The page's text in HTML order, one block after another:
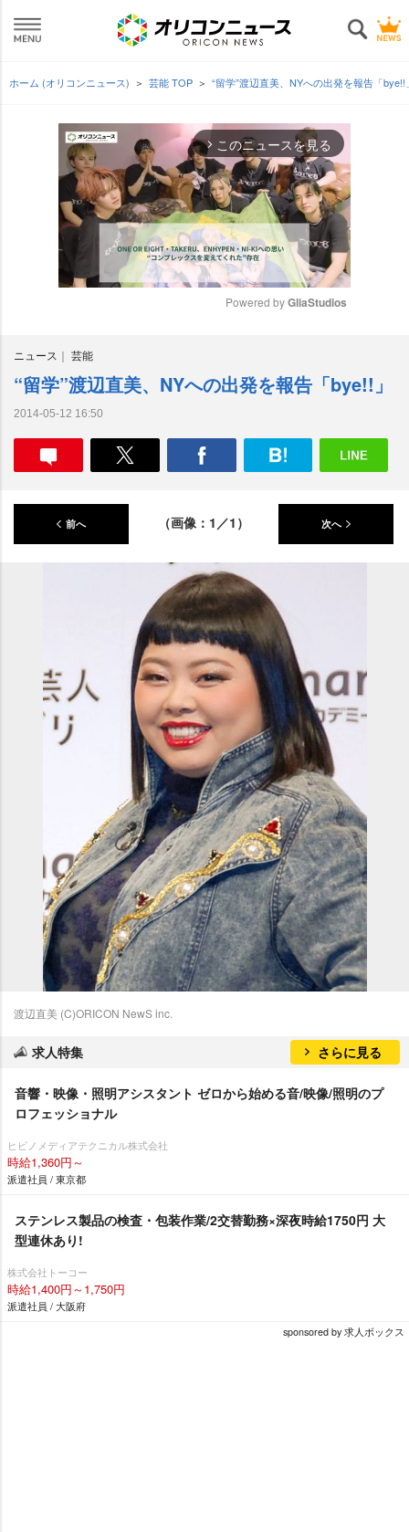
ホーム (オリコンニュース) 芸能 TOP “留学”渡辺直美、NYへの出発を報告「
arrow_forward_ios このニュースを見る
t
e
Powered by GliaStudios
ニュース 芸能
“留学”渡辺直美、NYへの出発を報告「bye!!」
2014-05-12 16:50
前へ （画像：1／1） 次へ
渡辺直美 (C)ORICON NewS inc.
求人特集 さらに見る
音響・映像・照明アシスタント ゼロから始める音/映像/照明のプ
ロフェッショナル
ヒビノメディアテクニカル株式会社
時給1,360円～
派遣社員 / 東京都
ステンレス製品の検査・包装作業/2交替勤務×深夜時給1750円 大
型連休あり!
株式会社トーコー
時給1,400円～1,750円
派遣社員 / 大阪府
sponsored by 求人ボックス